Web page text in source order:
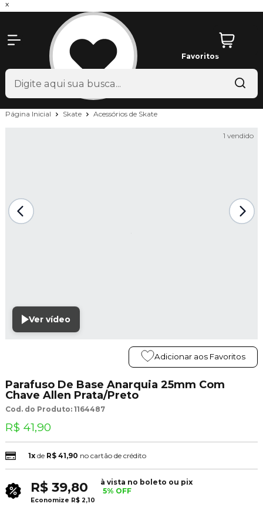
x
Favoritos
Página Inicial Skate Acessórios de Skate
1 vendido
Ver vídeo
Adicionar aos Favoritos
Parafuso De Base Anarquia 25mm Com
Chave Allen Prata/Preto
Cod. do Produto: 1164487
R$ 41,90
1xde R$ 41,90 no cartão de crédito
R$ 39,80
à vista no boleto ou pix
5% OFF
Economize R$ 2,10